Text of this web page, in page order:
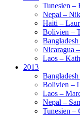
Tunesien –
Nepal –
Haiti –
Bolivien –
Nicaragua
Laos –
2013
Bolivien –
Laos –
Nepal –
Tunesien –